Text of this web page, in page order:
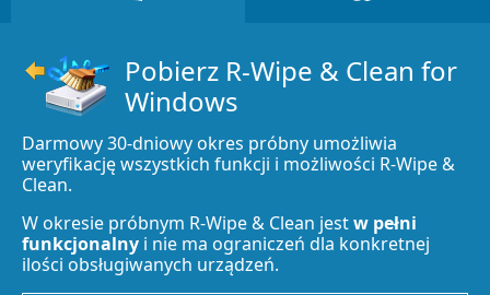
Pobierz R-Wipe & Clean for
Windows
Darmowy 30-dniowy okres próbny umożliwia
weryfikację wszystkich funkcji i możliwości R-Wipe &
Clean.
W okresie próbnym R-Wipe & Clean jestw pełni
funkcjonalny i nie ma ograniczeń dla konkretnej
ilości obsługiwanych urządzeń.